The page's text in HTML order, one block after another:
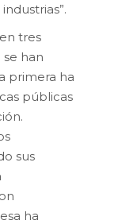
tres
se han
primera ha
públicas
sus
ha